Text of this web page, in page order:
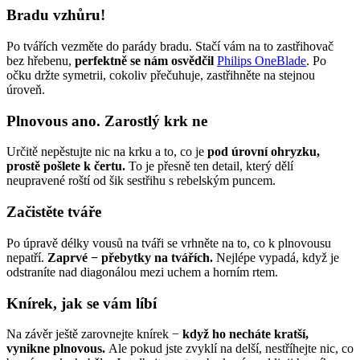
Bradu vzhůru!
Po tvářích vezměte do parády bradu. Stačí vám na to zastřihovač
bez hřebenu, perfektně se nám osvědčil Philips OneBlade. Po
očku držte symetrii, cokoliv přečuhuje, zastřihněte na stejnou
úroveň.
Plnovous ano. Zarostlý krk ne
Určitě nepěstujte nic na krku a to, co je pod úrovní ohryzku,
prostě pošlete k čertu. To je přesně ten detail, který dělí
neupravené roští od šik sestřihu s rebelským puncem.
Začistěte tváře
Po úpravě délky vousů na tváři se vrhněte na to, co k plnovousu
nepatří. Zaprvé − přebytky na tvářích. Nejlépe vypadá, když je
odstraníte nad diagonálou mezi uchem a horním rtem.
Knírek, jak se vám líbí
Na závěr ještě zarovnejte knírek − když ho necháte kratší,
vynikne plnovous. Ale pokud jste zvyklí na delší, nestříhejte nic, co